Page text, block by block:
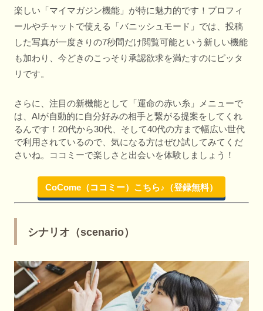
楽しい「マイマガジン機能」が特に魅力的です！プロフィ
ールやチャットで使える「バニッシュモード」では、投稿
した写真が一度きりの7秒間だけ閲覧可能という新しい機能
も加わり、今どきのこっそり承認欲求を満たすのにピッタ
リです。
さらに、注目の新機能として「運命の赤い糸」メニューで
は、AIが自動的に自分好みの相手と繋がる提案をしてくれ
るんです！20代から30代、そして40代の方まで幅広い世代
で利用されているので、気になる方はぜひ試してみてくだ
さいね。ココミーで楽しさと出会いを体験しましょう！
CoCome（ココミー）こちら♪（登録無料）
シナリオ（scenario）